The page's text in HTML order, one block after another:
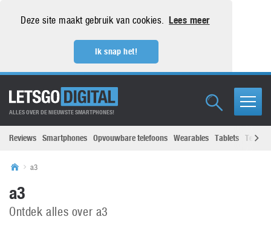
Deze site maakt gebruik van cookies. Lees meer
Ik snap het!
ALLES OVER DE NIEUWSTE SMARTPHONES!
Reviews Smartphones Opvouwbare telefoons Wearables Tablets
a3
a3
Ontdek alles over a3